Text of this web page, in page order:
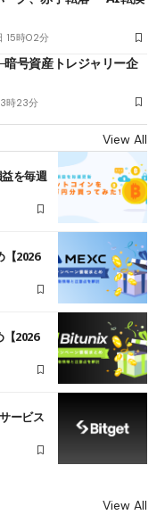
15時02分
号資産トレジャリー企
時23分
View All
を毎週
【2026
2026
ービス
View All